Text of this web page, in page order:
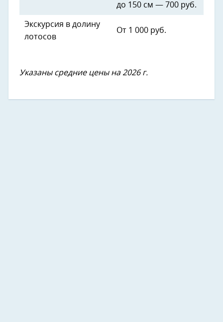
до 150 см — 700 руб.
Экскурсия в долину
лотосов
От 1 000 руб.
Указаны средние цены на 2026 г.